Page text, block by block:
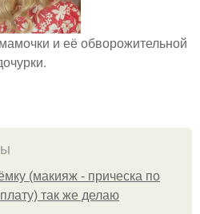
и её обворожительной
(макияж - прическа по
так же делаю